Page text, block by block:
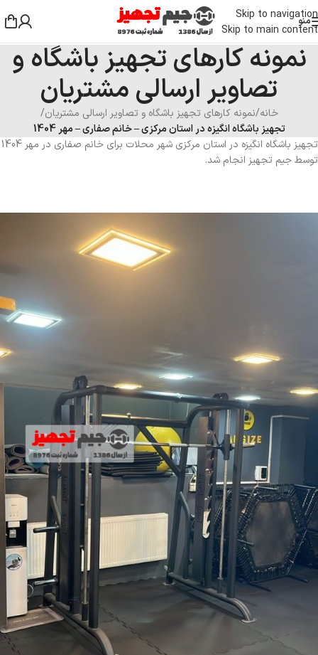
Skip to navigation
Skip to main content
منو
نمونه کارهای تجهیز باشگاه و
تصاویر ارسالی مشتریان
خانه/نمونه کارهای تجهیز باشگاه و تصاویر ارسالی مشتریان/
تجهیز باشگاه انگیزه در استان مرکزی – خانم صفاری – مهر 1404
تجهیز باشگاه انگیزه در استان مرکزی شهر محلات برای خانم صفاری در مهر 1404
توسط جیم تجهیز انجام شد.